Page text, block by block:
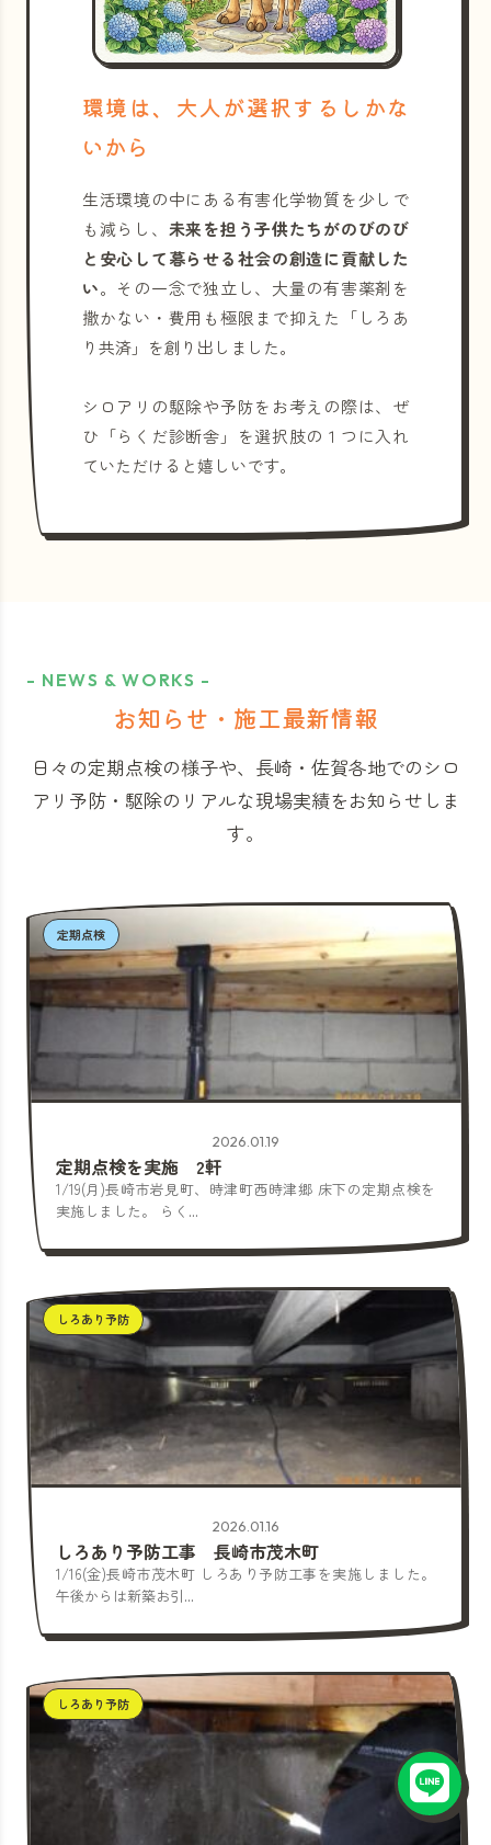
環境は、大人が選択するしかな
いから
生活環境の中にある有害化学物質を少しで
も減らし、 未来を担う子供たちがのびのび
と安心して暮らせる社会の創造に貢献した
い。その一念で独立し、大量の有害薬剤を
撒かない・費用も極限まで抑えた「しろあ
り共済」を創り出しました。
シロアリの駆除や予防をお考えの際は、ぜ
ひ「らくだ診断舎」を選択肢の１つに入れ
ていただけると嬉しいです。
- NEWS & WORKS -
お知らせ・施工最新情報
日々の定期点検の様子や、長崎・佐賀各地でのシロ
アリ予防・駆除のリアルな現場実績をお知らせしま
す。
定期点検
2026.01.19
定期点検を実施 2軒
1/19(月)長崎市岩見町、時津町西時津郷 床下の定期点検を
実施しました。 らく...
しろあり予防
2026.01.16
しろあり予防工事 長崎市茂木町
1/16(金)長崎市茂木町 しろあり予防工事を実施しました。
午後からは新築お引...
しろあり予防